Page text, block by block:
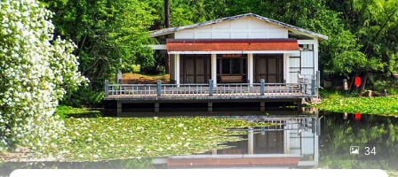
 34
